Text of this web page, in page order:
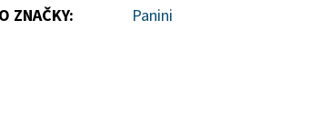
ZNAČKY: Panini